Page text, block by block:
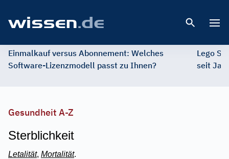
Einmalkauf versus Abonnement: Welches
Software-Lizenzmodell passt zu Ihnen?
Lego
seit
Gesundheit A-Z
Sterblichkeit
Letalität, Mortalität.